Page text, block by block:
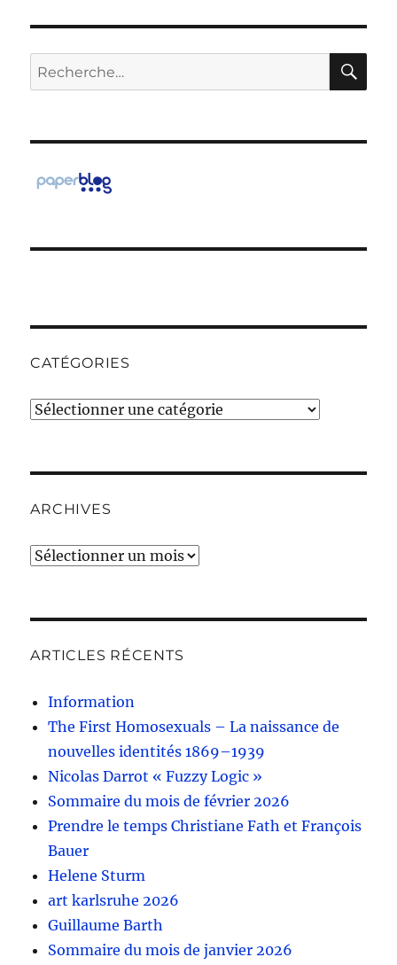
Recherche
pour :
CATÉGORIES
Catégories
ARCHIVES
Archives
ARTICLES RÉCENTS
Information
The First Homosexuals – La naissance de
nouvelles identités 1869–1939
Nicolas Darrot « Fuzzy Logic »
Sommaire du mois de février 2026
Prendre le temps Christiane Fath et François
Bauer
Helene Sturm
art karlsruhe 2026
Guillaume Barth
Sommaire du mois de janvier 2026